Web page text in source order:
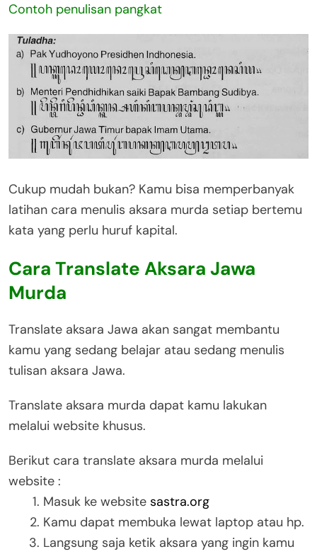
Contoh penulisan pangkat
Cukup mudah bukan? Kamu bisa memperbanyak
latihan cara menulis aksara murda setiap bertemu
kata yang perlu huruf kapital.
Cara Translate Aksara Jawa
Murda
Translate aksara Jawa akan sangat membantu
kamu yang sedang belajar atau sedang menulis
tulisan aksara Jawa.
Translate aksara murda dapat kamu lakukan
melalui website khusus.
Berikut cara translate aksara murda melalui
website :
Masuk ke website sastra.org
Kamu dapat membuka lewat laptop atau hp.
Langsung saja ketik aksara yang ingin kamu